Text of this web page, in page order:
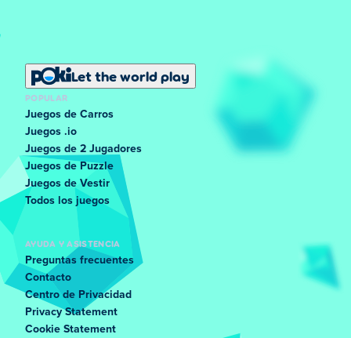
Let the world play
POPULAR
Juegos de Carros
Juegos .io
Juegos de 2 Jugadores
Juegos de Puzzle
Juegos de Vestir
Todos los juegos
AYUDA Y ASISTENCIA
Preguntas frecuentes
Contacto
Centro de Privacidad
Privacy Statement
Cookie Statement